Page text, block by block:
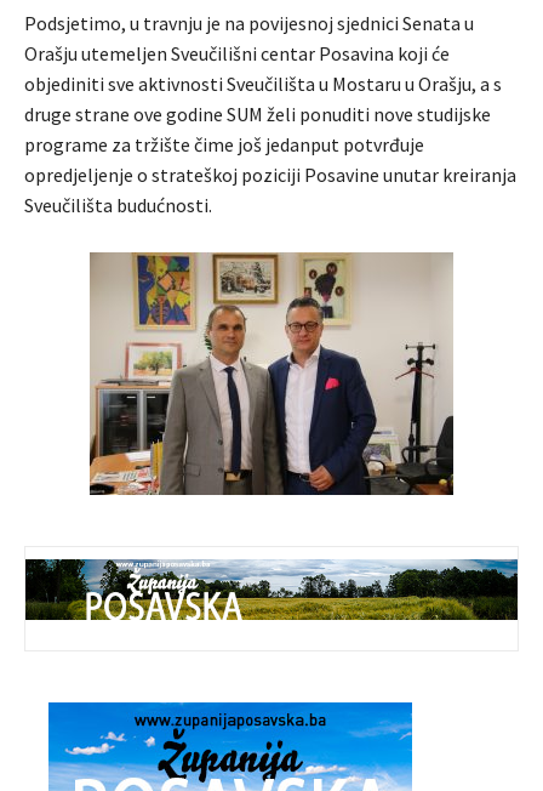
Podsjetimo, u travnju je na povijesnoj sjednici Senata u
Orašju utemeljen Sveučilišni centar Posavina koji će
objediniti sve aktivnosti Sveučilišta u Mostaru u Orašju, a s
druge strane ove godine SUM želi ponuditi nove studijske
programe za tržište čime još jedanput potvrđuje
opredjeljenje o strateškoj poziciji Posavine unutar kreiranja
Sveučilišta budućnosti.